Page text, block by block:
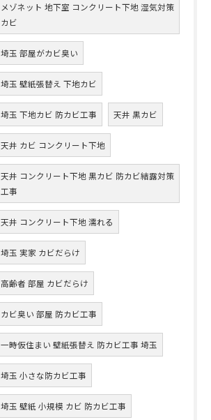
メゾネット 地下室 コンクリート下地 湿気対策
カビ
埼玉 部屋がカビ臭い
埼玉 壁紙張替え 下地カビ
埼玉 下地カビ 防カビ工事 天井 黒カビ
天井 カビ コンクリート下地
天井 コンクリート下地 黒カビ 防カビ結露対策
工事
天井 コンクリート下地 濡れる
埼玉 実家 カビだらけ
高齢者 部屋 カビだらけ
カビ臭い 部屋 防カビ工事
一時仮住まい 壁紙張替え 防カビ工事 埼玉
埼玉 小さな防カビ工事
埼玉 壁紙 小規模 カビ 防カビ工事